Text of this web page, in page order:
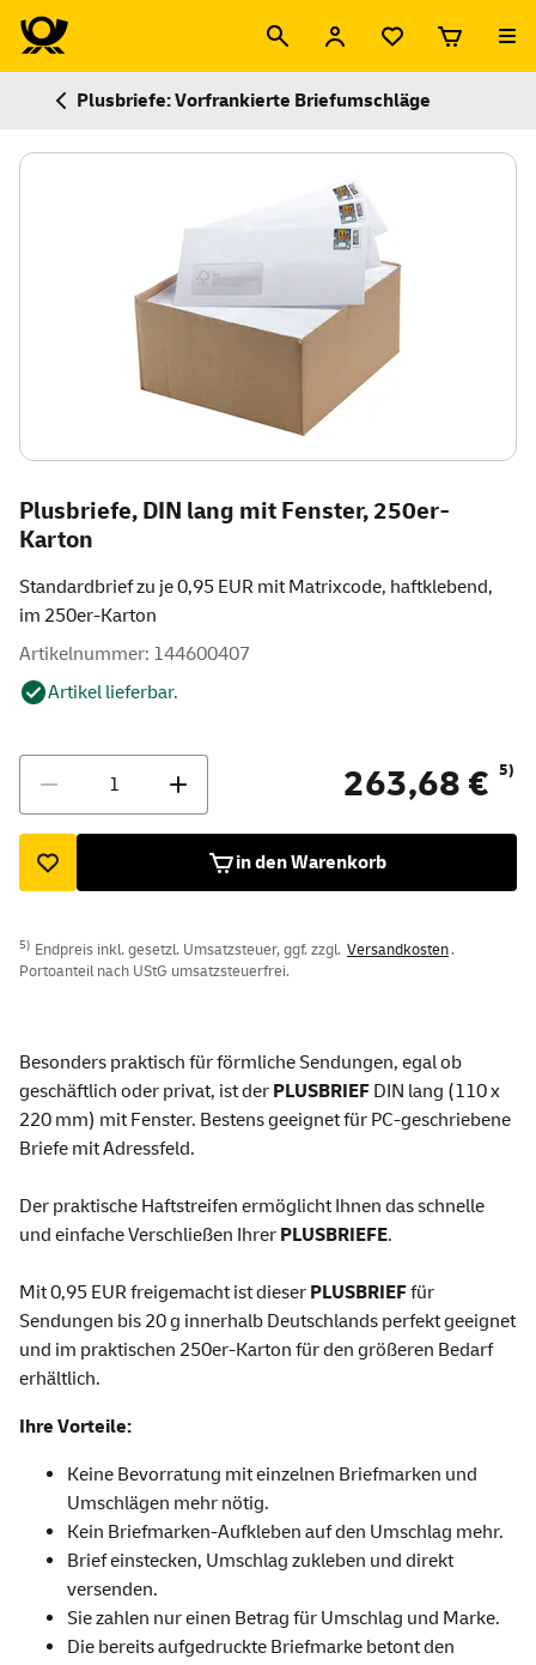
Plusbriefe: Vorfrankierte Briefumschläge
Plusbriefe, DIN lang mit Fenster, 250er-
Karton
Standardbrief zu je 0,95 EUR mit Matrixcode, haftklebend,
im 250er-Karton
Artikelnummer: 144600407
Artikel lieferbar.
263,68 € 5)
in den Warenkorb
5) Endpreis inkl. gesetzl. Umsatzsteuer, ggf. zzgl. Versandkosten.
Portoanteil nach UStG umsatzsteuerfrei.
Besonders praktisch für förmliche Sendungen, egal ob
geschäftlich oder privat, ist der PLUSBRIEF DIN lang (110 x
220 mm) mit Fenster. Bestens geeignet für PC-geschriebene
Briefe mit Adressfeld.
Der praktische Haftstreifen ermöglicht Ihnen das schnelle
und einfache Verschließen Ihrer PLUSBRIEFE.
Mit 0,95 EUR freigemacht ist dieser PLUSBRIEFfür
Sendungen bis 20 g innerhalb Deutschlands perfekt geeignet
und im praktischen 250er-Karton für den größeren Bedarf
erhältlich.
Ihre Vorteile:
Keine Bevorratung mit einzelnen Briefmarken und
Umschlägen mehr nötig.
Kein Briefmarken-Aufkleben auf den Umschlag mehr.
Brief einstecken, Umschlag zukleben und direkt
versenden.
Sie zahlen nur einen Betrag für Umschlag und Marke.
Die bereits aufgedruckte Briefmarke betont den